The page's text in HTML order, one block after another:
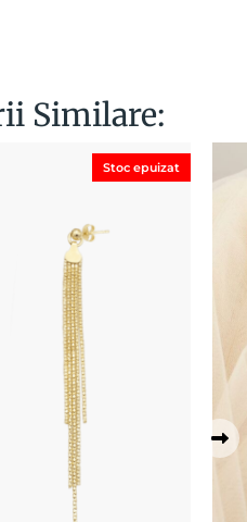
Similare:
Stoc epuizat